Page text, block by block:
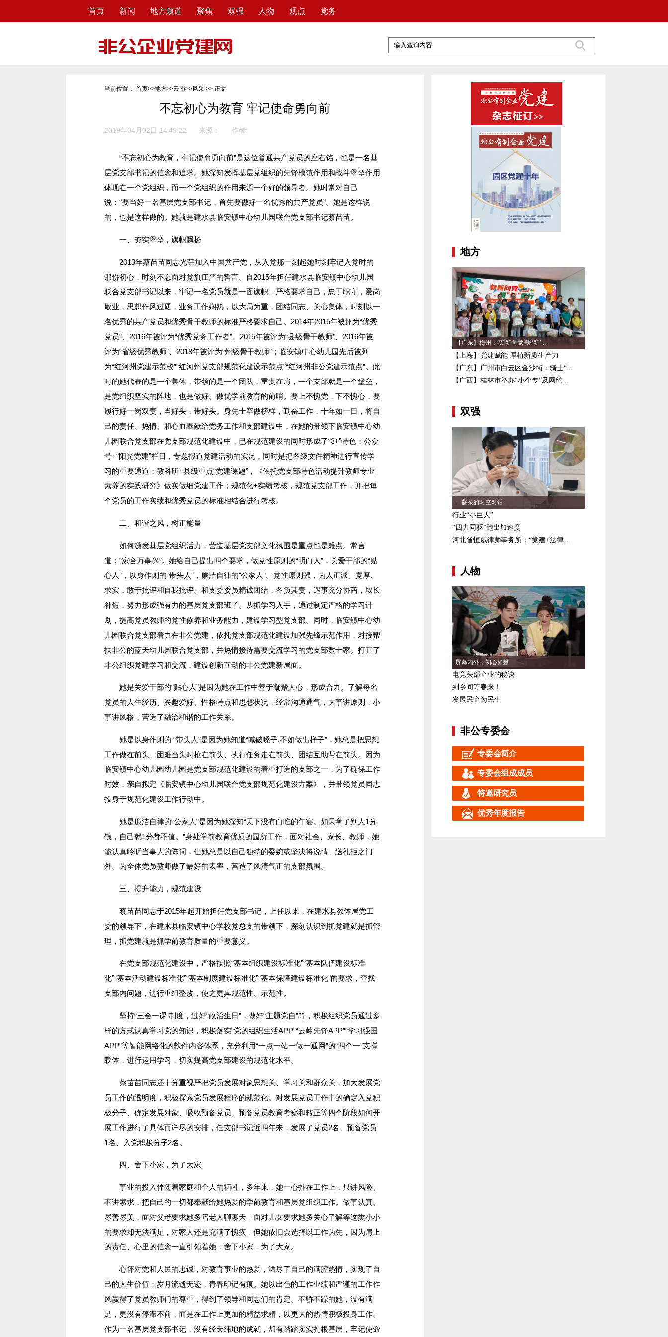
首页 新闻 地方频道 聚焦 双强 人物 观点 党务
当前位置： 首页>>地方>>云南>>风采 >> 正文
不忘初心为教育 牢记使命勇向前
2019年04月02日 14:49:22 来源： 作者:
“不忘初心为教育，牢记使命勇向前”是这位普通共产党员的座右铭，也是一名基
层党支部书记的信念和追求。她深知发挥基层党组织的先锋模范作用和战斗堡垒作用
体现在一个党组织，而一个党组织的作用来源一个好的领导者。她时常对自己
说：“要当好一名基层党支部书记，首先要做好一名优秀的共产党员”。她是这样说
的，也是这样做的。她就是建水县临安镇中心幼儿园联合党支部书记蔡苗苗。
一、夯实堡垒，旗帜飘扬
2013年蔡苗苗同志光荣加入中国共产党，从入党那一刻起她时刻牢记入党时的
那份初心，时刻不忘面对党旗庄严的誓言。自2015年担任建水县临安镇中心幼儿园
联合党支部书记以来，牢记一名党员就是一面旗帜，严格要求自己，忠于职守，爱岗
敬业，思想作风过硬，业务工作娴熟，以大局为重，团结同志、关心集体，时刻以一
名优秀的共产党员和优秀骨干教师的标准严格要求自己。2014年2015年被评为“优秀
党员”、2016年被评为“优秀党务工作者”、2015年被评为“县级骨干教师”、2016年被
评为“省级优秀教师”、2018年被评为“州级骨干教师”；临安镇中心幼儿园先后被列
为“红河州党建示范校”“红河州党支部规范化建设示范点”“红河州非公党建示范点”。此
时的她代表的是一个集体，带领的是一个团队，重责在肩，一个支部就是一个堡垒，
是党组织坚实的阵地，也是做好、做优学前教育的前哨。要上不愧党，下不愧心，要
履行好一岗双责，当好头，带好头。身先士卒做榜样，勤奋工作，十年如一日，将自
己的责任、热情、和心血奉献给党务工作和支部建设中，在她的带领下临安镇中心幼
儿园联合党支部在党支部规范化建设中，已在规范建设的同时形成了“3+”特色：公众
号+“阳光党建”栏目，专题报道党建活动的实况，同时是把各级文件精神进行宣传学
习的重要通道；教科研+县级重点“党建课题”，《依托党支部特色活动提升教师专业
素养的实践研究》做实做细党建工作；规范化+实绩考核，规范党支部工作，并把每
个党员的工作实绩和优秀党员的标准相结合进行考核。
二、和谐之风，树正能量
如何激发基层党组织活力，营造基层党支部文化氛围是重点也是难点。常言
道：“家合万事兴”。她给自己提出四个要求，做党性原则的“明白人”，关爱干部的“贴
心人”，以身作则的“带头人”，廉洁自律的“公家人”。党性原则强，为人正派、宽厚、
求实，敢于批评和自我批评。和支委委员精诚团结，各负其责，遇事充分协商，取长
补短，努力形成强有力的基层党支部班子。从抓学习入手，通过制定严格的学习计
划，提高党员教师的党性修养和业务能力，建设学习型党支部。同时，临安镇中心幼
儿园联合党支部着力在非公党建，依托党支部规范化建设加强先锋示范作用，对接帮
扶非公的蓝天幼儿园联合党支部，并热情接待需要交流学习的党支部数十家。打开了
非公组织党建学习和交流，建设创新互动的非公党建新局面。
她是关爱干部的“贴心人”是因为她在工作中善于凝聚人心，形成合力。了解每名
党员的人生经历、兴趣爱好、性格特点和思想状况，经常沟通通气，大事讲原则，小
事讲风格，营造了融洽和谐的工作关系。
她是以身作则的 “带头人”是因为她知道“喊破嗓子,不如做出样子”，她总是把思想
工作做在前头、困难当头时抢在前头、执行任务走在前头、团结互助帮在前头。因为
临安镇中心幼儿园幼儿园是党支部规范化建设的着重打造的支部之一，为了确保工作
时效，亲自拟定《临安镇中心幼儿园联合党支部规范化建设方案》，并带领党员同志
投身于规范化建设工作行动中。
她是廉洁自律的“公家人”是因为她深知“天下没有白吃的午宴。如果拿了别人1分
钱，自己就1分都不值。”身处学前教育优质的园所工作，面对社会、家长、教师，她
能认真聆听当事人的陈词，但她总是以自己独特的委婉或坚决将说情、送礼拒之门
外。为全体党员教师做了最好的表率，营造了风清气正的支部氛围。
三、提升能力，规范建设
蔡苗苗同志于2015年起开始担任党支部书记，上任以来，在建水县教体局党工
委的领导下，在建水县临安镇中心学校党总支的带领下，深刻认识到抓党建就是抓管
理，抓党建就是抓学前教育质量的重要意义。
在党支部规范化建设中，严格按照“基本组织建设标准化”“基本队伍建设标准
化”“基本活动建设标准化”“基本制度建设标准化”“基本保障建设标准化”的要求，查找
支部内问题，进行重组整改，使之更具规范性、示范性。
坚持“三会一课”制度，过好“政治生日”，做好“主题党自”等，积极组织党员通过多
样的方式认真学习党的知识，积极落实“党的组织生活APP”“云岭先锋APP”“学习强国
APP”等智能网络化的软件内容体系，充分利用“一点一站一做一通网”的“四个一”支撑
载体，进行运用学习，切实提高党支部建设的规范化水平。
蔡苗苗同志还十分重视严把党员发展对象思想关、学习关和群众关，加大发展党
员工作的透明度，积极探索党员发展程序的规范化。对发展党员工作中的确定入党积
极分子、确定发展对象、吸收预备党员、预备党员教育考察和转正等四个阶段如何开
展工作进行了具体而详尽的安排，任支部书记近四年来，发展了党员2名、预备党员
1名、入党积极分子2名。
四、舍下小家，为了大家
事业的投入伴随着家庭和个人的牺牲，多年来，她一心扑在工作上，只讲风险、
不讲索求，把自己的一切都奉献给她热爱的学前教育和基层党组织工作。做事认真、
尽善尽美，面对父母要求她多陪老人聊聊天，面对儿女要求她多关心了解等这类小小
的要求却无法满足，对家人还是充满了愧疚，但她依旧会选择以工作为先，因为肩上
的责任、心里的信念一直引领着她，舍下小家，为了大家。
心怀对党和人民的忠诚，对教育事业的热爱，洒尽了自己的满腔热情，实现了自
己的人生价值；岁月流逝无迹，青春印记有痕。她以出色的工作业绩和严谨的工作作
风赢得了党员教师们的尊重，得到了领导和同志们的肯定。不骄不躁的她，没有满
足，更没有停滞不前，而是在工作上更加的精益求精，以更大的热情积极投身工作。
作为一名基层党支部书记，没有经天纬地的成就，却有踏踏实实扎根基层，牢记使命
地方
【广东】梅州：“新新向党·暖‘新’...
【上海】党建赋能 厚植新质生产力
【广东】广州市白云区金沙街：骑士“...
【广西】桂林市举办“小个专”及网约...
双强
一盏茶的时空对话
行业“小巨人”
“四力同驱”跑出加速度
河北省恒威律师事务所：“党建+法律...
人物
屏幕内外，初心如磐
电竞头部企业的秘诀
到乡间等春来！
发展民企为民生
非公专委会
专委会简介
专委会组成成员
特邀研究员
优秀年度报告